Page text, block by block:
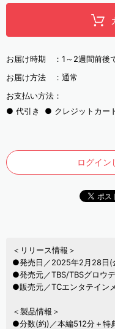
お届け時期 ： 1～2週間前後
お届け方法 ： 通常
お支払い方法：
代引き
クレジットカー
ログイン
＜リリース情報＞
●発売日／2025年2月28日(
●発売元／TBS/TBSグロウ
●販売元／TCエンタテイン
＜製品情報＞
●分数(約)／本編512分＋特